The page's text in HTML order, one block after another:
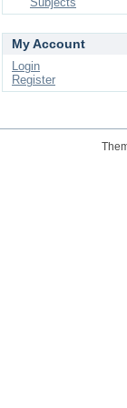
My Account
Login
Register